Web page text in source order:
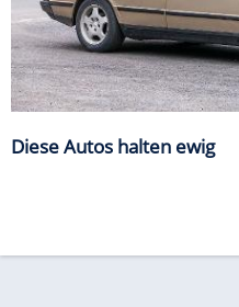
Diese Autos halten ewig